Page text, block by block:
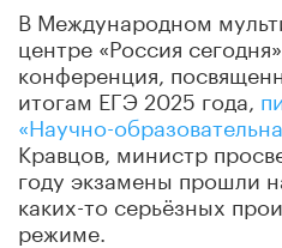
В Международном
центре «Россия
конференция,
итогам ЕГЭ 2025 года,
«Научно-
Кравцов, министр
году экзамены прошли
каких-то серьёзных
режиме.